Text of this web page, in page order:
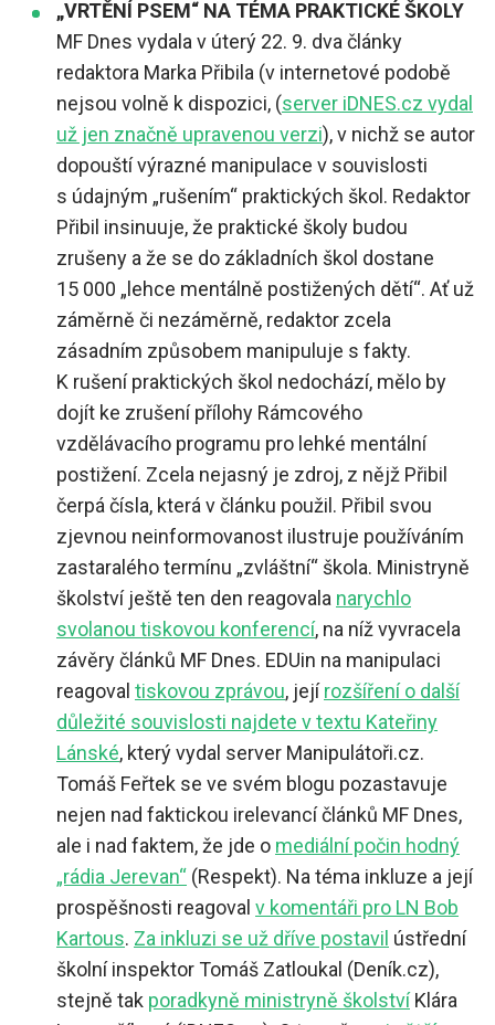
„VRTĚNÍ PSEM“ NA TÉMA PRAKTICKÉ ŠKOLY
MF Dnes vydala v úterý 22. 9. dva články
redaktora Marka Přibila (v internetové podobě
nejsou volně k dispozici, (server iDNES.cz vydal
už jen značně upravenou verzi), v nichž se autor
dopouští výrazné manipulace v souvislosti
s údajným „rušením“ praktických škol. Redaktor
Přibil insinuuje, že praktické školy budou
zrušeny a že se do základních škol dostane
15 000 „lehce mentálně postižených dětí“. Ať už
záměrně či nezáměrně, redaktor zcela
zásadním způsobem manipuluje s fakty.
K rušení praktických škol nedochází, mělo by
dojít ke zrušení přílohy Rámcového
vzdělávacího programu pro lehké mentální
postižení. Zcela nejasný je zdroj, z nějž Přibil
čerpá čísla, která v článku použil. Přibil svou
zjevnou neinformovanost ilustruje používáním
zastaralého termínu „zvláštní“ škola. Ministryně
školství ještě ten den reagovala narychlo
svolanou tiskovou konferencí, na níž vyvracela
závěry článků MF Dnes. EDUin na manipulaci
reagoval tiskovou zprávou, jejírozšíření o další
důležité souvislosti najdete v textu Kateřiny
Lánské, který vydal server Manipulátoři.cz.
Tomáš Feřtek se ve svém blogu pozastavuje
nejen nad faktickou irelevancí článků MF Dnes,
ale i nad faktem, že jde o mediální počin hodný
„rádia Jerevan“ (Respekt). Na téma inkluze a její
prospěšnosti reagoval v komentáři pro LN Bob
Kartous. Za inkluzi se už dříve postavil ústřední
školní inspektor Tomáš Zatloukal (Deník.cz),
stejně tak poradkyně ministryně školstvíKlára